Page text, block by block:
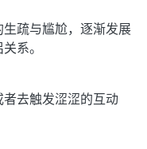
疏与尴尬，逐渐发展
系。
去触发涩涩的互动